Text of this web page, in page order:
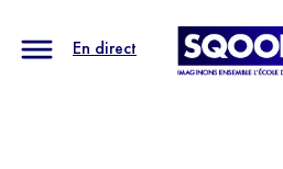
En direct